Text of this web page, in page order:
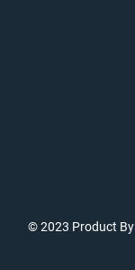
© 2023 Product By